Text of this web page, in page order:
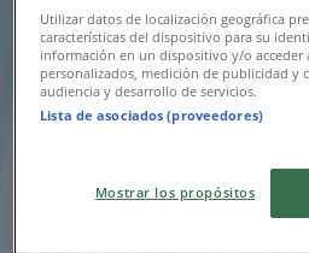
ニューヨーカーズカフェ
ニューヨーカーズカフェ
Utilizar datos de localización geográfica
características del dispositivo para su
información en un dispositivo y/o
personalizados, medición de publicidad y
audiencia y desarrollo de servicios.
Lista de asociados (proveedores)
Mostrar los propósitos